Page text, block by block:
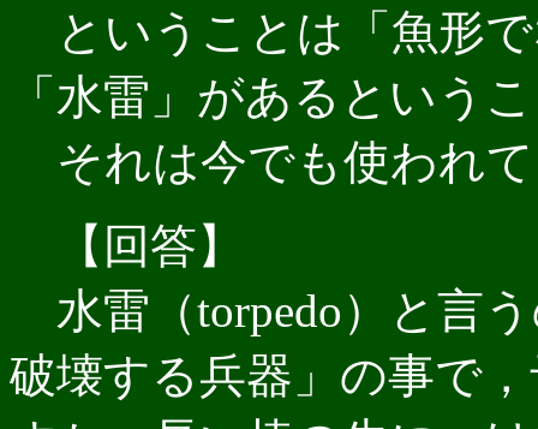
ということは「魚形
「水雷」があるという
それは今でも使われ
【回答】
水雷（torpedo）と言
破壊する兵器」の事で